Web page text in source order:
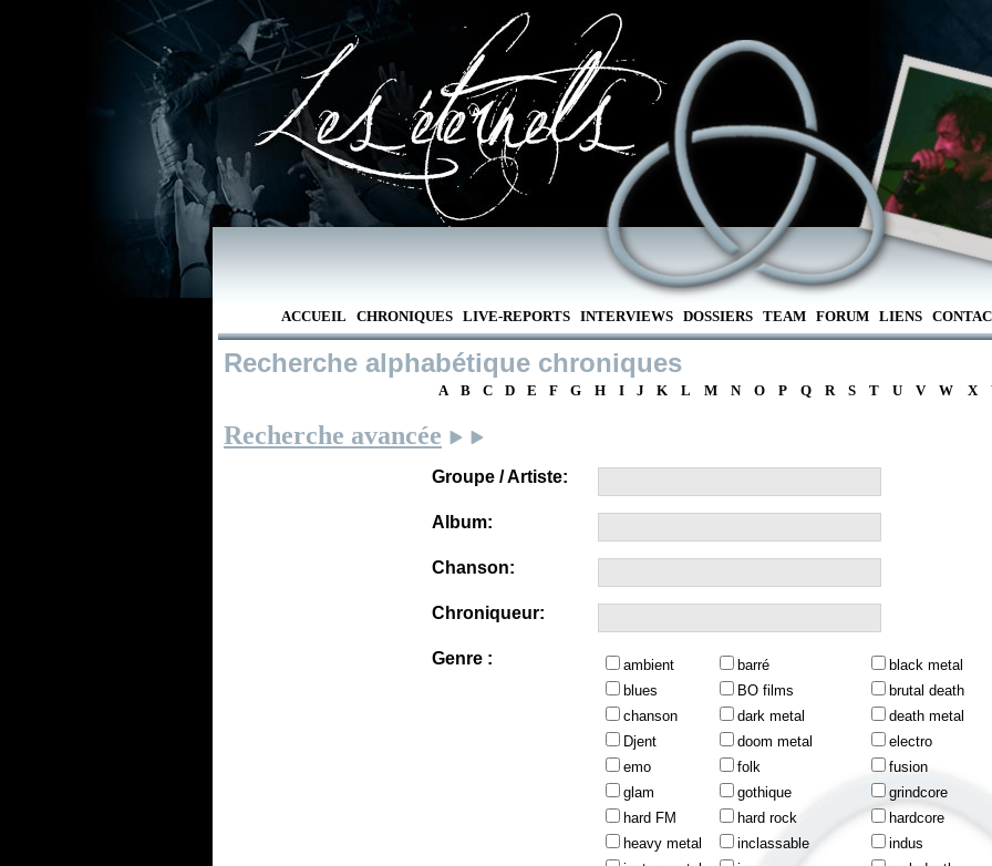
ACCUEIL CHRONIQUES LIVE-REPORTS INTERVIEWS DOSSIERS TEAM FORUM LIENS
Recherche alphabétique chroniques
A B C D E F G H I J K L M N O P Q R S T U V W X
Recherche avancée
Groupe / Artiste:
Album:
Chanson:
Chroniqueur:
Genre : ambient barré
black metal
blues
BO films
brutal death
chanson
dark metal
death metal
Djent
doom metal
electro
emo
folk
fusion
glam
gothique
grindcore
hard FM
hard rock
hardcore
heavy metal
inclassable
indus